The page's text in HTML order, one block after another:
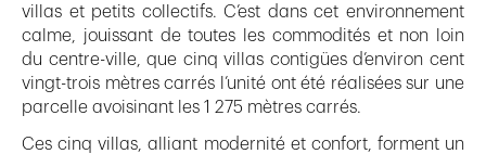
villas et petits collectifs. C’est dans cet environnement
calme, jouissant de toutes les commodités et non loin
du centre-ville, que cinq villas contigües d’environ cent
vingt-trois mètres carrés l’unité ont été réalisées sur une
parcelle avoisinant les 1 275 mètres carrés.
Ces cinq villas, alliant modernité et confort, forment un